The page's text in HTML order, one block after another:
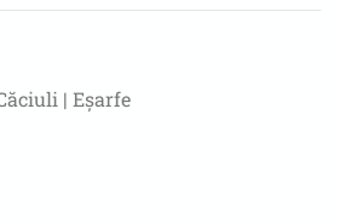
| Eșarfe